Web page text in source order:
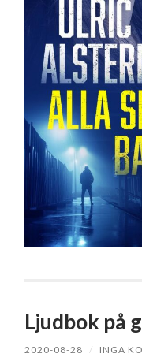
Ljudbok på
2020-08-28 / INGA